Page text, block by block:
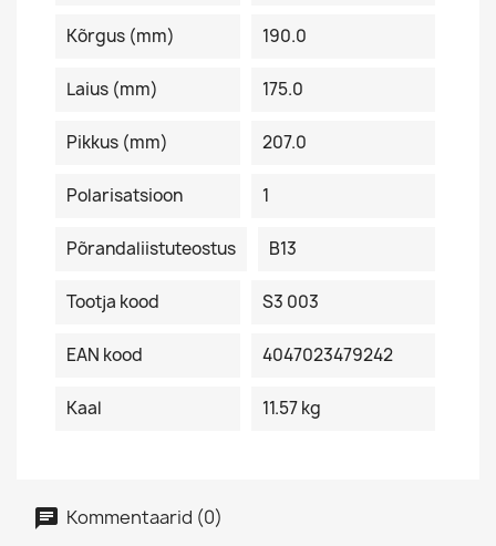
Kõrgus (mm) 190.0
Laius (mm) 175.0
Pikkus (mm) 207.0
Polarisatsioon 1
Põrandaliistuteostus B13
Tootja kood S3 003
EAN kood 4047023479242
Kaal 11.57 kg
Kommentaarid (0)